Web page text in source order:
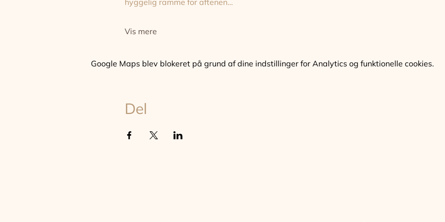
Vis mere
Google Maps blev blokeret på grund af dine indstillinger for Analytics og funktionelle cookies.
Del